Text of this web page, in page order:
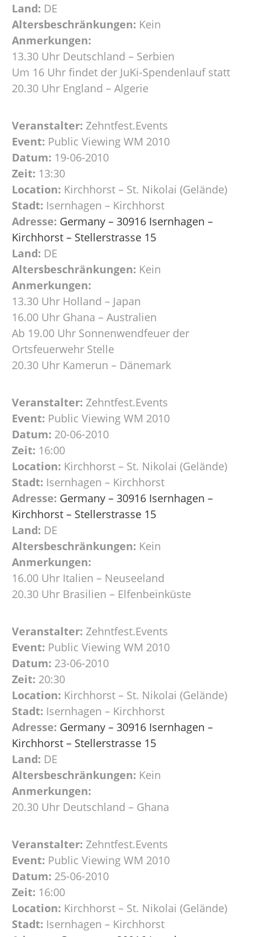
Land: DE
Altersbeschränkungen: Kein
Anmerkungen:
13.30 Uhr Deutschland – Serbien
Um 16 Uhr findet der JuKi-Spendenlauf statt
20.30 Uhr England – Algerie
Veranstalter: Zehntfest.Events
Event: Public Viewing WM 2010
Datum: 19-06-2010
Zeit: 13:30
Location: Kirchhorst – St. Nikolai (Gelände)
Stadt: Isernhagen – Kirchhorst
Adresse: Germany – 30916 Isernhagen –
Kirchhorst – Stellerstrasse 15
Land: DE
Altersbeschränkungen: Kein
Anmerkungen:
13.30 Uhr Holland – Japan
16.00 Uhr Ghana – Australien
Ab 19.00 Uhr Sonnenwendfeuer der
Ortsfeuerwehr Stelle
20.30 Uhr Kamerun – Dänemark
Veranstalter: Zehntfest.Events
Event: Public Viewing WM 2010
Datum: 20-06-2010
Zeit: 16:00
Location: Kirchhorst – St. Nikolai (Gelände)
Stadt: Isernhagen – Kirchhorst
Adresse: Germany – 30916 Isernhagen –
Kirchhorst – Stellerstrasse 15
Land: DE
Altersbeschränkungen: Kein
Anmerkungen:
16.00 Uhr Italien – Neuseeland
20.30 Uhr Brasilien – Elfenbeinküste
Veranstalter: Zehntfest.Events
Event: Public Viewing WM 2010
Datum: 23-06-2010
Zeit: 20:30
Location: Kirchhorst – St. Nikolai (Gelände)
Stadt: Isernhagen – Kirchhorst
Adresse: Germany – 30916 Isernhagen –
Kirchhorst – Stellerstrasse 15
Land: DE
Altersbeschränkungen: Kein
Anmerkungen:
20.30 Uhr Deutschland – Ghana
Veranstalter: Zehntfest.Events
Event: Public Viewing WM 2010
Datum: 25-06-2010
Zeit: 16:00
Location: Kirchhorst – St. Nikolai (Gelände)
Stadt: Isernhagen – Kirchhorst